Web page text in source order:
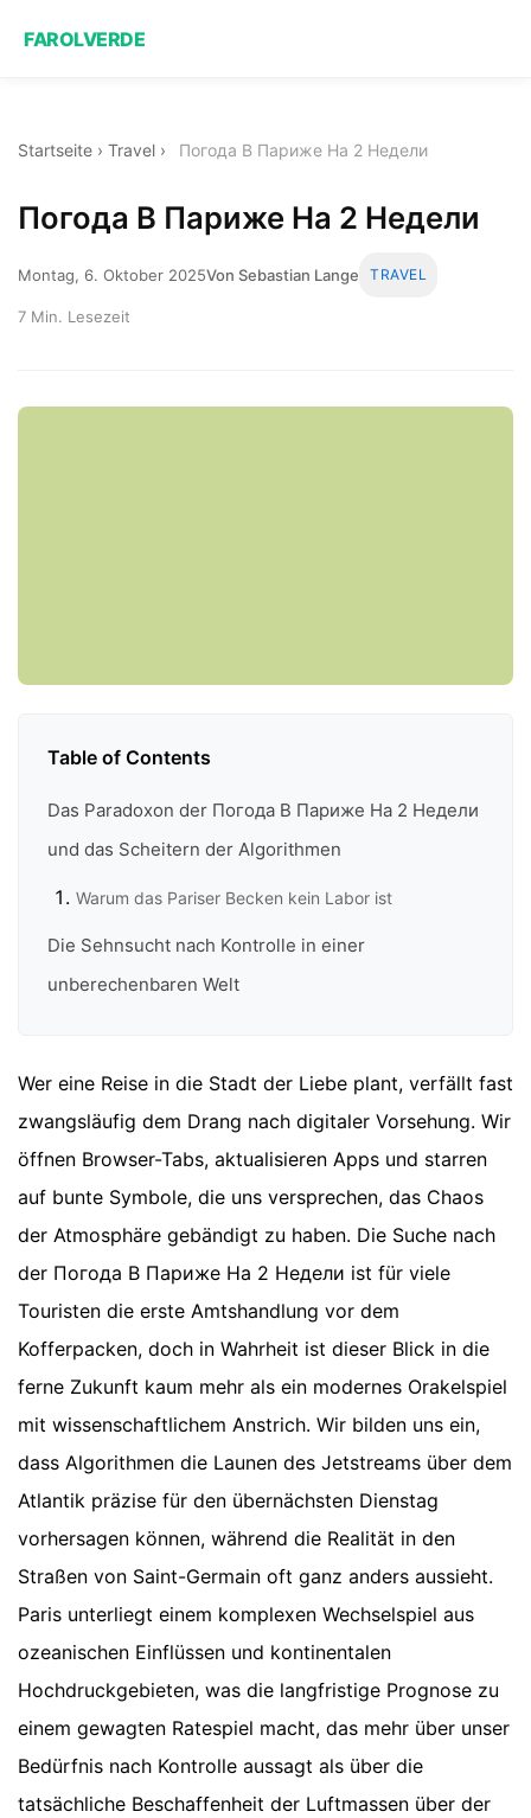
FAROLVERDE
Startseite › Travel › Погода В Париже На 2 Недели
Погода В Париже На 2 Недели
Montag, 6. Oktober 2025Von Sebastian Lange TRAVEL
7 Min. Lesezeit
Table of Contents
Das Paradoxon der Погода В Париже На 2 Недели
und das Scheitern der Algorithmen
Warum das Pariser Becken kein Labor ist
Die Sehnsucht nach Kontrolle in einer
unberechenbaren Welt
Wer eine Reise in die Stadt der Liebe plant, verfällt fast
zwangsläufig dem Drang nach digitaler Vorsehung. Wir
öffnen Browser-Tabs, aktualisieren Apps und starren
auf bunte Symbole, die uns versprechen, das Chaos
der Atmosphäre gebändigt zu haben. Die Suche nach
der Погода В Париже На 2 Недели ist für viele
Touristen die erste Amtshandlung vor dem
Kofferpacken, doch in Wahrheit ist dieser Blick in die
ferne Zukunft kaum mehr als ein modernes Orakelspiel
mit wissenschaftlichem Anstrich. Wir bilden uns ein,
dass Algorithmen die Launen des Jetstreams über dem
Atlantik präzise für den übernächsten Dienstag
vorhersagen können, während die Realität in den
Straßen von Saint-Germain oft ganz anders aussieht.
Paris unterliegt einem komplexen Wechselspiel aus
ozeanischen Einflüssen und kontinentalen
Hochdruckgebieten, was die langfristige Prognose zu
einem gewagten Ratespiel macht, das mehr über unser
Bedürfnis nach Kontrolle aussagt als über die
tatsächliche Beschaffenheit der Luftmassen über der